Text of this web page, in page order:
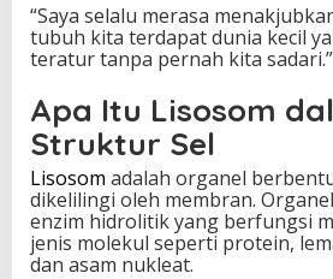
e
h
i
u
p
a
n
“Saya selalu merasa
tubuh kita terdapat dunia kecil
teratur tanpa pernah kita sadari.”
Apa Itu Lisosom
Struktur Sel
Lisosom adalah organel
dikelilingi oleh membran.
enzim hidrolitik yang berfungsi
jenis molekul seperti protein,
dan asam nukleat.